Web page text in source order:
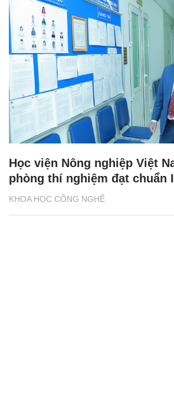
KHOA HỌC CÔNG NGHỆ
Học viện Nông nghiệp Việt
phòng thí nghiệm đạt chuẩn